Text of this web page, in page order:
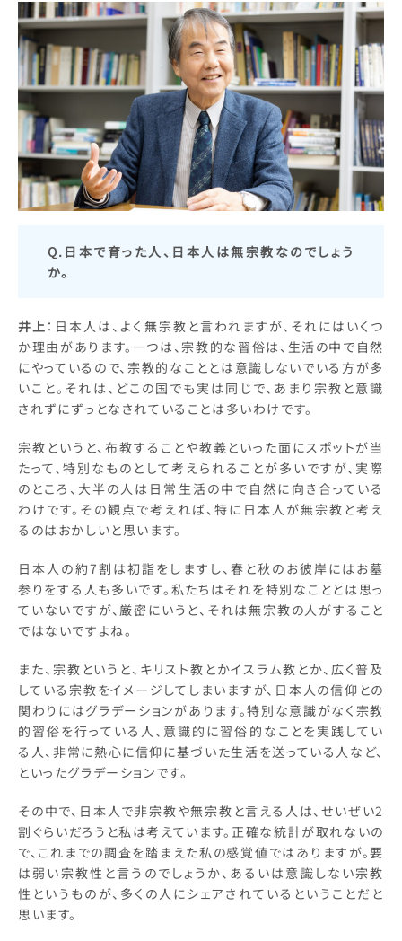
Q.日本で育った人、日本人は無宗教なのでしょう
か。
井上 ：日本人は、よく無宗教と言われますが、それにはいくつ
か理由があります。一つは、宗教的な習俗は、生活の中で自然
にやっているので、宗教的なこととは意識しないでいる方が多
いこと。それは、どこの国でも実は同じで、あまり宗教と意識
されずにずっとなされていることは多いわけです。
宗教というと、布教することや教義といった面にスポットが当
たって、特別なものとして考えられることが多いですが、実際
のところ、大半の人は日常生活の中で自然に向き合っている
わけです。その観点で考えれば、特に日本人が無宗教と考え
るのはおかしいと思います。
日本人の約7割は初詣をしますし、春と秋のお彼岸にはお墓
参りをする人も多いです。私たちはそれを特別なこととは思っ
ていないですが、厳密にいうと、それは無宗教の人がすること
ではないですよね。
また、宗教というと、キリスト教とかイスラム教とか、広く普及
している宗教をイメージしてしまいますが、日本人の信仰との
関わりにはグラデーションがあります。特別な意識がなく宗教
的習俗を行っている人、意識的に習俗的なことを実践してい
る人、非常に熱心に信仰に基づいた生活を送っている人など、
といったグラデーションです。
その中で、日本人で非宗教や無宗教と言える人は、せいぜい2
割ぐらいだろうと私は考えています。正確な統計が取れないの
で、これまでの調査を踏まえた私の感覚値ではありますが。要
は弱い宗教性と言うのでしょうか、あるいは意識しない宗教
性というものが、多くの人にシェアされているということだと
思います。